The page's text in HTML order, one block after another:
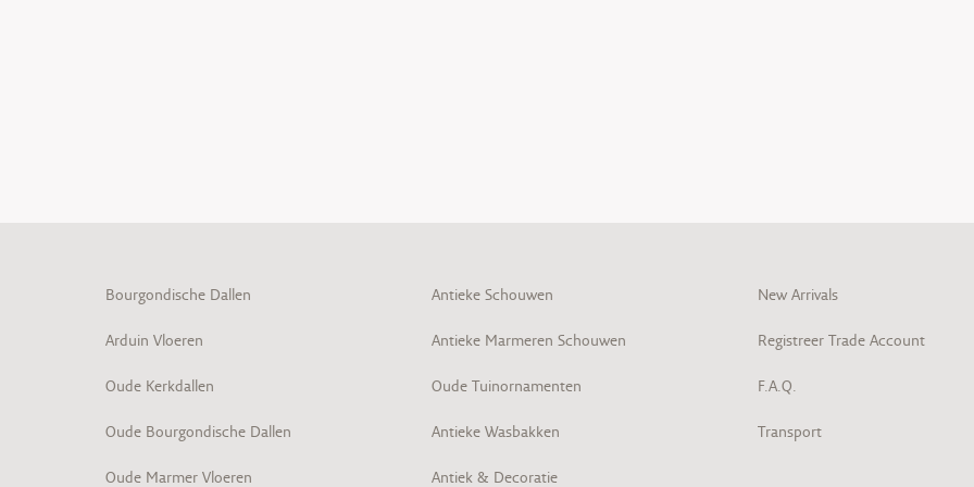
Bourgondische Dallen
Arduin Vloeren
Oude Kerkdallen
Oude Bourgondische Dallen
Oude Marmer Vloeren
Antieke Schouwen
Antieke Marmeren Schouwen
Oude Tuinornamenten
Antieke Wasbakken
Antiek & Decoratie
New Arrivals
Registreer Trade Account
F.A.Q.
Transport